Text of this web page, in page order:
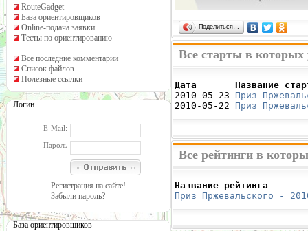
RouteGadget
База ориентировщиков
Online-подача заявки
Тесты по ориентированию
Все последние комментарии
Список файлов
Полезные ссылки
Логин
E-Mail:
Пароль
Регистрация на сайте!
Забыли пароль?
База ориентировщиков
Поделиться…
Все старты в которых
Дата       Название
2010-05-23 Приз
2010-05-22 Приз
Все рейтинги в
Название рейтинга
Приз Пржевальского -